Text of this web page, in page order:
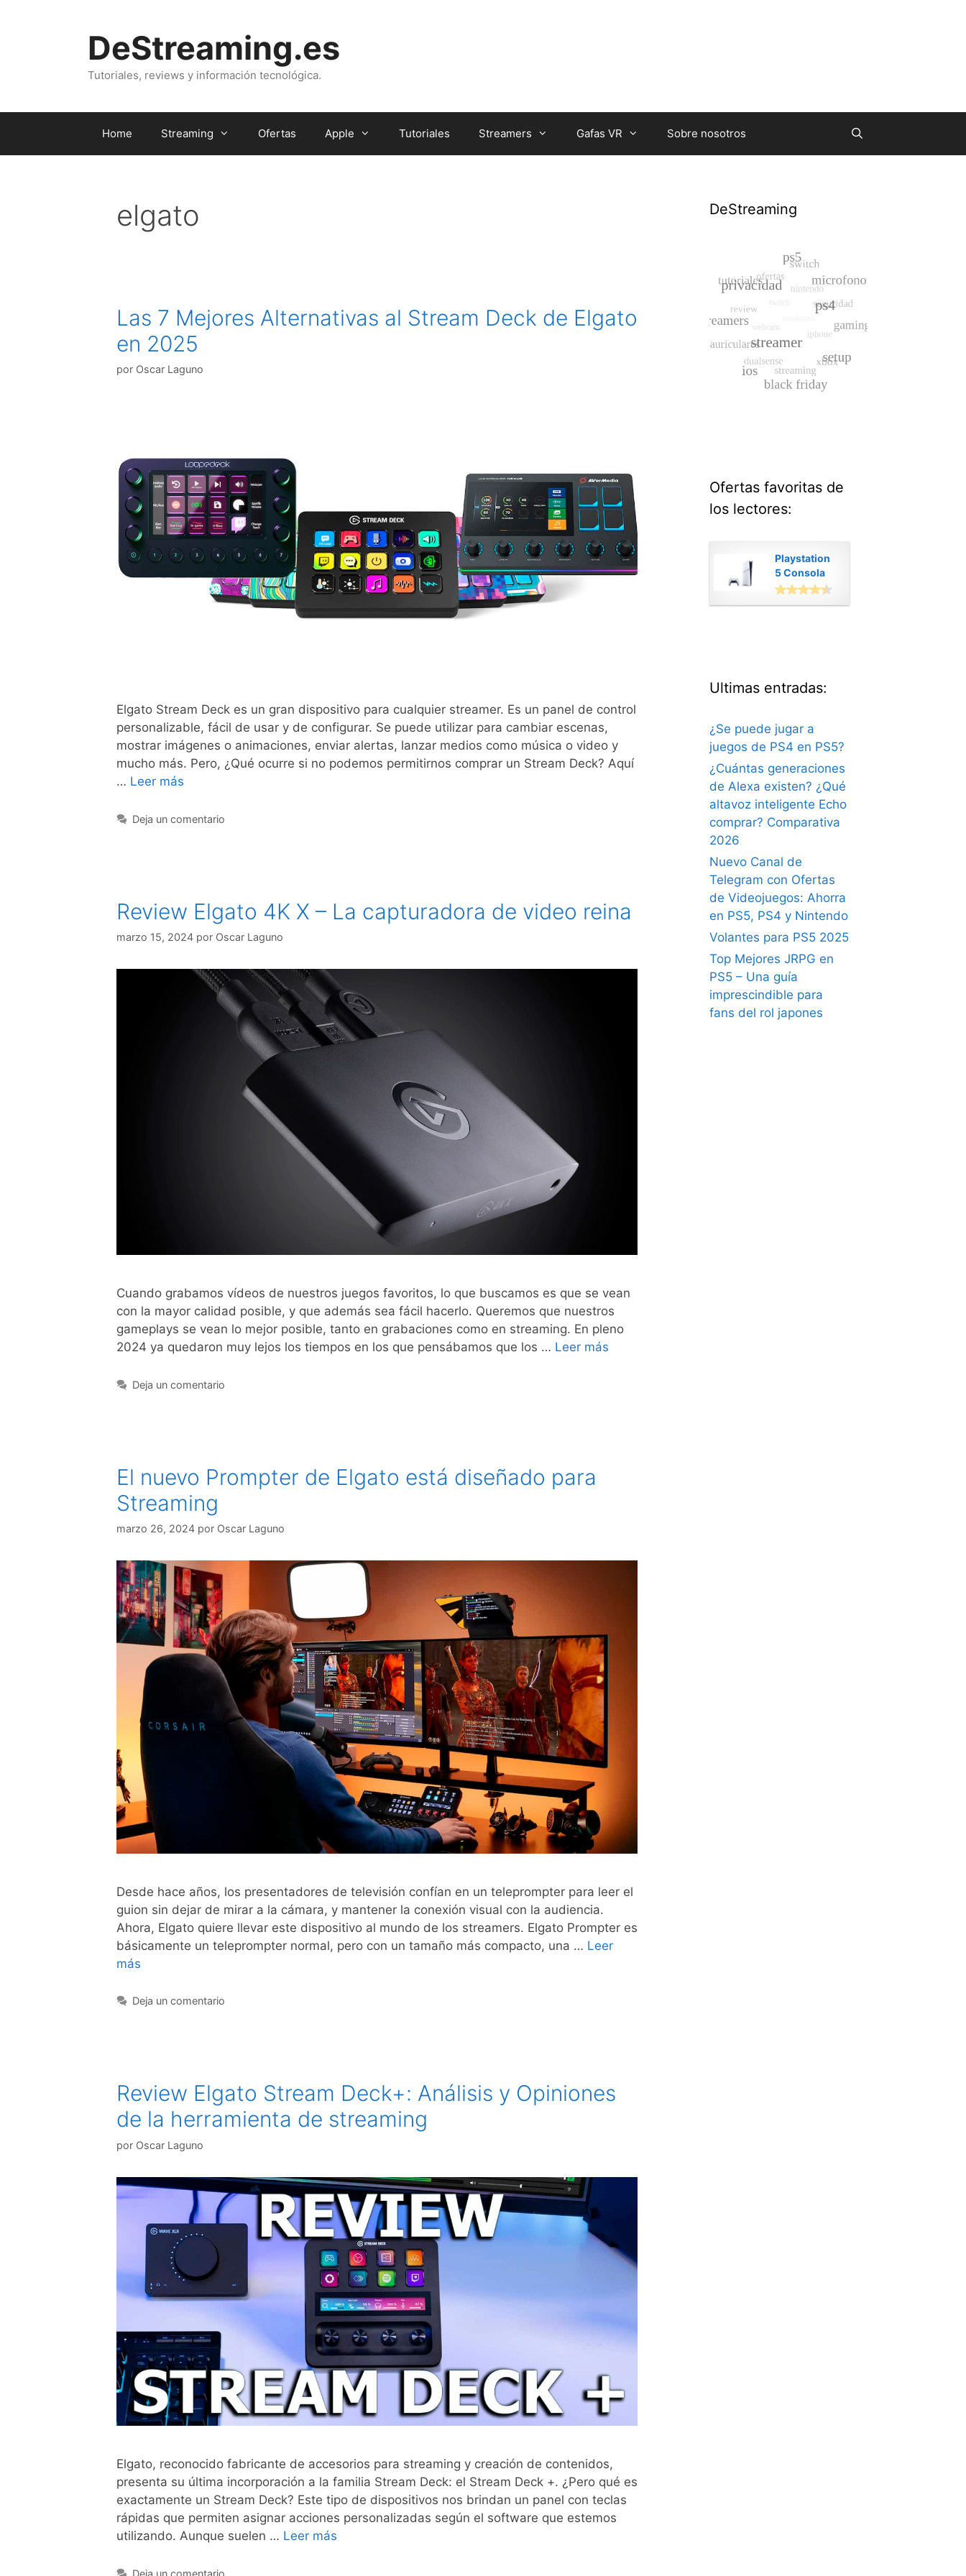
DeStreaming.es
Tutoriales, reviews y información tecnológica.
Home Streaming Ofertas Apple Tutoriales Streamers Gafas VR Sobre nosotros
elgato
Las 7 Mejores Alternativas al Stream Deck de Elgato
en 2025
por Oscar Laguno
Elgato Stream Deck es un gran dispositivo para cualquier streamer. Es un panel de control
personalizable, fácil de usar y de configurar. Se puede utilizar para cambiar escenas,
mostrar imágenes o animaciones, enviar alertas, lanzar medios como música o video y
mucho más. Pero, ¿Qué ocurre si no podemos permitirnos comprar un Stream Deck? Aquí
… Leer más
Deja un comentario
Review Elgato 4K X – La capturadora de video reina
marzo 15, 2024 por Oscar Laguno
Cuando grabamos vídeos de nuestros juegos favoritos, lo que buscamos es que se vean
con la mayor calidad posible, y que además sea fácil hacerlo. Queremos que nuestros
gameplays se vean lo mejor posible, tanto en grabaciones como en streaming. En pleno
2024 ya quedaron muy lejos los tiempos en los que pensábamos que los … Leer más
Deja un comentario
El nuevo Prompter de Elgato está diseñado para
Streaming
marzo 26, 2024 por Oscar Laguno
Desde hace años, los presentadores de televisión confían en un teleprompter para leer el
guion sin dejar de mirar a la cámara, y mantener la conexión visual con la audiencia.
Ahora, Elgato quiere llevar este dispositivo al mundo de los streamers. Elgato Prompter es
básicamente un teleprompter normal, pero con un tamaño más compacto, una … Leer
más
Deja un comentario
Review Elgato Stream Deck+: Análisis y Opiniones
de la herramienta de streaming
por Oscar Laguno
Elgato, reconocido fabricante de accesorios para streaming y creación de contenidos,
presenta su última incorporación a la familia Stream Deck: el Stream Deck +. ¿Pero qué es
exactamente un Stream Deck? Este tipo de dispositivos nos brindan un panel con teclas
rápidas que permiten asignar acciones personalizadas según el software que estemos
utilizando. Aunque suelen … Leer más
DeStreaming
Ofertas favoritas de
los lectores:
Playstation
5 Consola
Digital
Ultimas entradas:
¿Se puede jugar a
juegos de PS4 en PS5?
¿Cuántas generaciones
de Alexa existen? ¿Qué
altavoz inteligente Echo
comprar? Comparativa
2026
Nuevo Canal de
Telegram con Ofertas
de Videojuegos: Ahorra
en PS5, PS4 y Nintendo
Volantes para PS5 2025
Top Mejores JRPG en
PS5 – Una guía
imprescindible para
fans del rol japones